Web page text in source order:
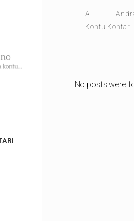
All
Kontu Kontari
No posts were